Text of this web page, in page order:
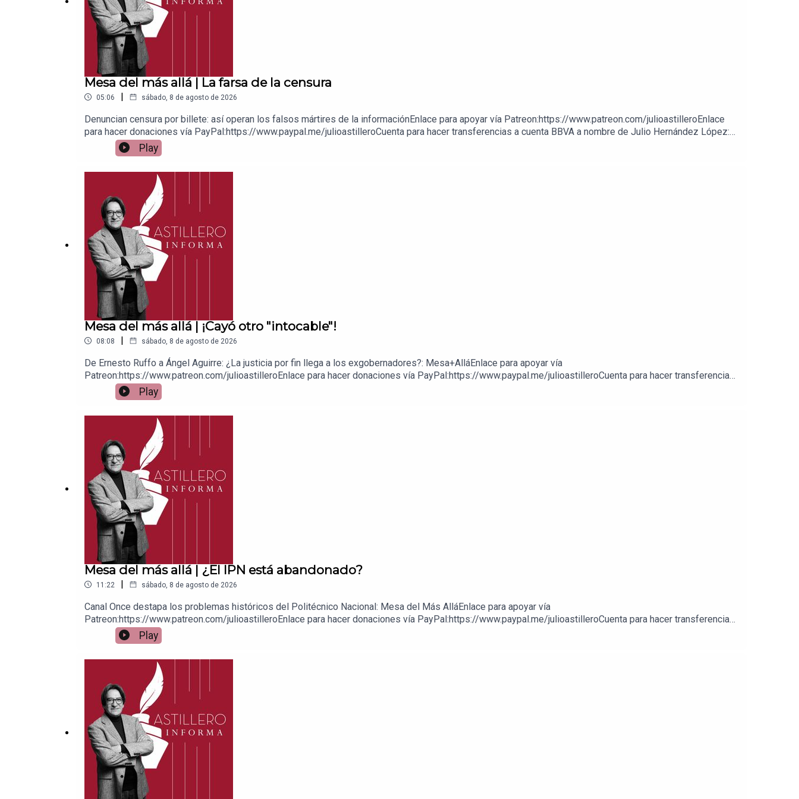
Mesa del más allá | La farsa de la censura
05:06 | sábado, 8 de agosto de 2026
Denuncian censura por billete: así operan los falsos mártires de la informaciónEnlace para apoyar vía Patreon:https://www.patreon.com/julioastilleroEnlace
para hacer donaciones vía PayPal:https://www.paypal.me/julioastilleroCuenta para hacer transferencias a cuenta BBVA a nombre de Julio Hernández López:
1539408017CLABE: 012 320 01539408017 2Tienda:https://julioastillerotienda.com/
Play
Mesa del más allá | ¡Cayó otro "intocable"!
08:08 | sábado, 8 de agosto de 2026
De Ernesto Ruffo a Ángel Aguirre: ¿La justicia por fin llega a los exgobernadores?: Mesa+AlláEnlace para apoyar vía
Patreon:https://www.patreon.com/julioastilleroEnlace para hacer donaciones vía PayPal:https://www.paypal.me/julioastilleroCuenta para hacer transferencias
a cuenta BBVA a nombre de Julio Hernández López: 1539408017CLABE: 012 320 01539408017 2Tienda:https://julioastillerotienda.com/
Play
Mesa del más allá | ¿El IPN está abandonado?
11:22 | sábado, 8 de agosto de 2026
Canal Once destapa los problemas históricos del Politécnico Nacional: Mesa del Más AlláEnlace para apoyar vía
Patreon:https://www.patreon.com/julioastilleroEnlace para hacer donaciones vía PayPal:https://www.paypal.me/julioastilleroCuenta para hacer transferencias
a cuenta BBVA a nombre de Julio Hernández López: 1539408017CLABE: 012 320 01539408017 2Tienda:https://julioastillerotienda.com/
Play